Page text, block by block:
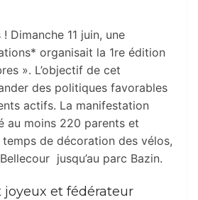
Dimanche 11 juin, une
organisait la 1re édition
». L’objectif de cet
des politiques favorables
actifs. La manifestation
au moins 220 parents et
de décoration des vélos,
jusqu’au parc Bazin.
joyeux et fédérateur